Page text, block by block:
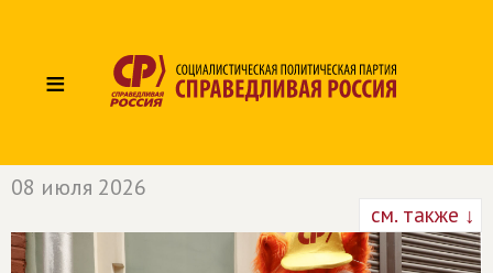
≡
08 июля 2026
см. также ↓